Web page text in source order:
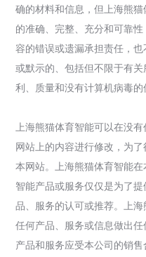
确的材料和信息，但上海熊
的准确、完整、充分和可靠
容的错误或遗漏承担责任，
或默示的、包括但不限于有
利、质量和没有计算机病毒的
上海熊猫体育智能可以在没
网站上的内容进行修改，为
本网站。上海熊猫体育智能
智能产品或服务仅仅是为了
品、服务的认可或推荐。上
任何产品、服务或信息做出
产品和服务应受本公司的销售